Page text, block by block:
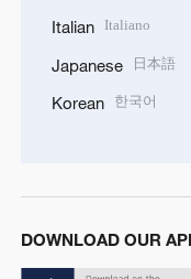
Italian Italiano
Japanese 日本語
Korean 한국어
DOWNLOAD OUR